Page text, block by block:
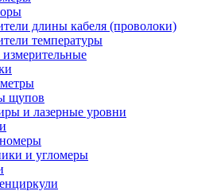
длины кабеля (проволоки)
температуры
измерительные
щупов
и лазерные уровни
и угломеры